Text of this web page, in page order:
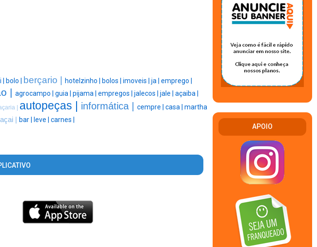
bolo | berçario | hotelzinho | bolos | imoveis | ja | emprego |
| agrocampo | guia | pijama | empregos | jalecos | jale | açaiba |
| autopeças | informática | cempre | casa | martha
açai | bar | leve | carnes |
APOIO